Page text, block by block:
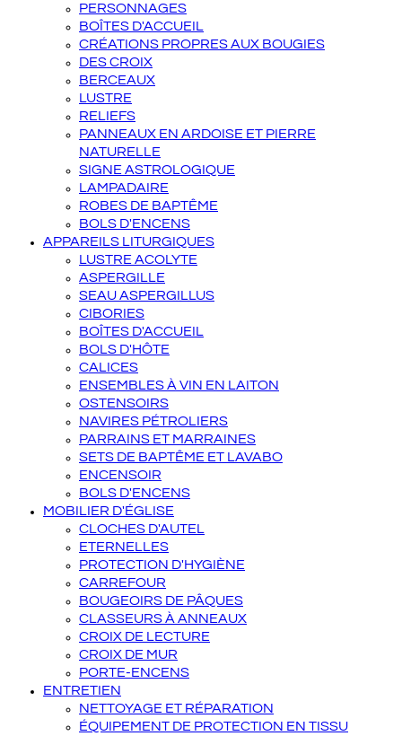
PERSONNAGES
BOÎTES D'ACCUEIL
CRÉATIONS PROPRES AUX BOUGIES
DES CROIX
BERCEAUX
LUSTRE
RELIEFS
PANNEAUX EN ARDOISE ET PIERRE
NATURELLE
SIGNE ASTROLOGIQUE
LAMPADAIRE
ROBES DE BAPTÊME
BOLS D'ENCENS
APPAREILS LITURGIQUES
LUSTRE ACOLYTE
ASPERGILLE
SEAU ASPERGILLUS
CIBORIES
BOÎTES D'ACCUEIL
BOLS D'HÔTE
CALICES
ENSEMBLES À VIN EN LAITON
OSTENSOIRS
NAVIRES PÉTROLIERS
PARRAINS ET MARRAINES
SETS DE BAPTÊME ET LAVABO
ENCENSOIR
BOLS D'ENCENS
MOBILIER D'ÉGLISE
CLOCHES D'AUTEL
ETERNELLES
PROTECTION D'HYGIÈNE
CARREFOUR
BOUGEOIRS DE PÂQUES
CLASSEURS À ANNEAUX
CROIX DE LECTURE
CROIX DE MUR
PORTE-ENCENS
ENTRETIEN
NETTOYAGE ET RÉPARATION
ÉQUIPEMENT DE PROTECTION EN TISSU